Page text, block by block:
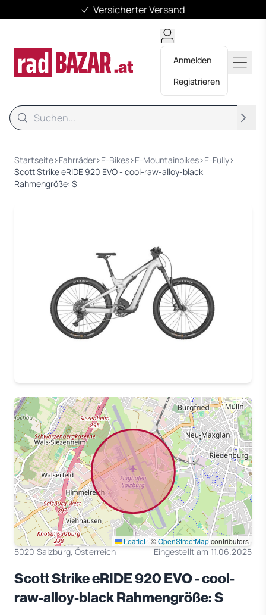
Versicherter Versand
Anmelden
Registrieren
Suche
Startseite›Fahrräder›E-Bikes›E-Mountainbikes›E-Fully›
Scott Strike eRIDE 920 EVO - cool-raw-alloy-black
Rahmengröße: S
Leaflet | ©OpenStreetMapcontributors
5020 Salzburg, Österreich Eingestellt am 11.06.2025
Scott Strike eRIDE 920 EVO - cool-
raw-alloy-black Rahmengröße: S